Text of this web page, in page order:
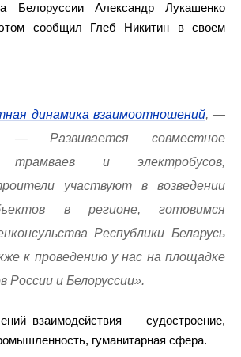
Белоруссии Александр Лукашенко
сообщил Глеб Никитин в своем
динамика взаимоотношений, —
Развивается совместное
трамваев и электробусов,
участвуют в возведении
в регионе, готовимся
Республики Беларусь
к проведению у нас на площадке
России и Белоруссии».
взаимодействия — судостроение,
гуманитарная сфера.